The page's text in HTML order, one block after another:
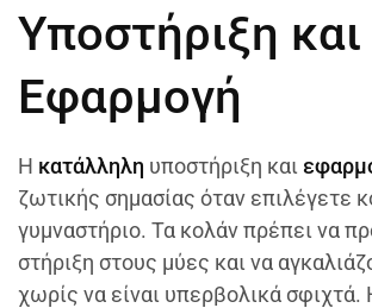
Υποστήριξη και
Εφαρμογή
Η κατάλληλη υποστήριξη και
ζωτικής σημασίας όταν επιλέγετε
γυμναστήριο. Τα κολάν πρέπει να
στήριξη στους μύες και να
χωρίς να είναι υπερβολικά